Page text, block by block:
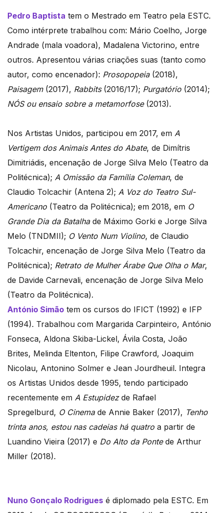
Pedro Baptista tem o Mestrado em Teatro pela ESTC.
Como intérprete trabalhou com: Mário Coelho, Jorge
Andrade (mala voadora), Madalena Victorino, entre
outros. Apresentou várias criações suas (tanto como
autor, como encenador): Prosopopeia(2018),
Paisagem (2017), Rabbits (2016/17); Purgatório (2014);
NÓS ou ensaio sobre a metamorfose (2013).
Nos Artistas Unidos, participou em 2017, em A
Vertigem dos Animais Antes do Abate, de Dimítris
Dimitriádis, encenação de Jorge Silva Melo (Teatro da
Politécnica); A Omissão da Família Coleman, de
Claudio Tolcachir (Antena 2); A Voz do Teatro Sul-
Americano (Teatro da Politécnica); em 2018, em O
Grande Dia da Batalhade Máximo Gorki e Jorge Silva
Melo (TNDMII); O Vento Num Violino, de Claudio
Tolcachir, encenação de Jorge Silva Melo (Teatro da
Politécnica); Retrato de Mulher Árabe Que Olha o Mar,
de Davide Carnevali, encenação de Jorge Silva Melo
(Teatro da Politécnica).
António Simão tem os cursos do IFICT (1992) e IFP
(1994). Trabalhou com Margarida Carpinteiro, António
Fonseca, Aldona Skiba-Lickel, Ávila Costa, João
Brites, Melinda Eltenton, Filipe Crawford, Joaquim
Nicolau, Antonino Solmer e Jean Jourdheuil. Integra
os Artistas Unidos desde 1995, tendo participado
recentemente em A Estupidezde Rafael
Spregelburd, O Cinemade Annie Baker (2017), Tenho
trinta anos, estou nas cadeias há quatro a partir de
Luandino Vieira (2017) e Do Alto da Pontede Arthur
Miller (2018).
Nuno Gonçalo Rodrigues é diplomado pela ESTC. Em